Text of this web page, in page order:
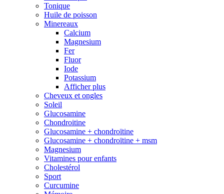
Tonique
Huile de poisson
Minereaux
Calcium
Magnesium
Fer
Fluor
Iode
Potassium
Afficher plus
Cheveux et ongles
Soleil
Glucosamine
Chondroitine
Glucosamine + chondroïtine
Glucosamine + chondroïtine + msm
Magnesium
Vitamines pour enfants
Cholestérol
Sport
Curcumine